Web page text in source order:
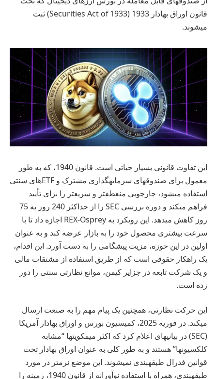
قانون اوراق بهادار 1933 (Securities Act of 1933) ثبت
میشوند.
این تفاوت قانونی بسیار حیاتی است. قانون 1940، که به طور
معمول برای صندوقهای سرمایهگذاری مشترک و ETFهای سنتی
استفاده میشود، چارچوبی منعطفتر و سریعتر را برای تأیید
فراهم میکند و دوره بررسی SEC را از حداکثر 240 روز به 75
روز کاهش میدهد. این رویکرد به REX-Osprey اجازه داد تا با
سرعت بیشتری محصول خود را به بازار عرضه کند و به عنوان
اولین در این حوزه، مزیت پیشگامی را به دست آورد. این اقدام،
یک راهکار حقوقی است که از طریق استفاده از مشتقات مالی
و یک شرکت تابعه در جزایر کیمن، موانع نظارتی سنتی را دور
زده است.
این حرکت نظارتی، همچنین یک پیام مهم را به صنعت ارسال
میکند. در فوریه 2025، کمیسیون بورس و اوراق بهادار آمریکا
(SEC) در بیانیهای اعلام کرد که اکثر میمکوینها “مشابه
کلکسیونها” هستند و به طور کلی به عنوان اوراق بهادار تحت
قوانین فدرال طبقهبندی نمیشوند. این موضع نرمتر در مورد
طبقهبندی، همراه با استفاده نوآورانه از قانون 1940، زمینه را